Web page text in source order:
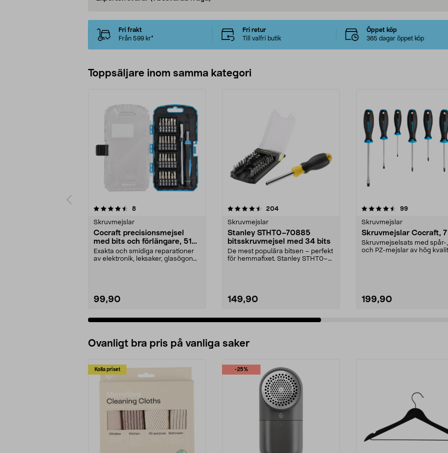
Fri frakt
Från 599 kr*
Fri retur
Till valfri butik
Öppet köp
365 dagar öppet köp
Toppsäljare inom samma kategori
8recensioner
Skruvmejslar
Cocraft precisionsmejsel
med bits och förlängare, 51
delar
Exakta och smidiga reparationer
av elektronik, leksaker, glasögon
99,90
4.5 av 5 stjärnor 204recensioner
Skruvmejslar
Stanley STHT0–70885
bitsskruvmejsel med 34 bits
De mest populära bitsen – perfekt
för hemmafixet. Stanley STHT0–
149,90
4.5 av 5 stjärnor 99recensioner
Skruvmejslar
Skruvmejslar Cocraft,
Skruvmejselsats med spår-
och PZ-mejslar av hög
199,90
4.5 av 5 stjärnor
Ovanligt bra pris på vanliga saker
Kolla priset -25%